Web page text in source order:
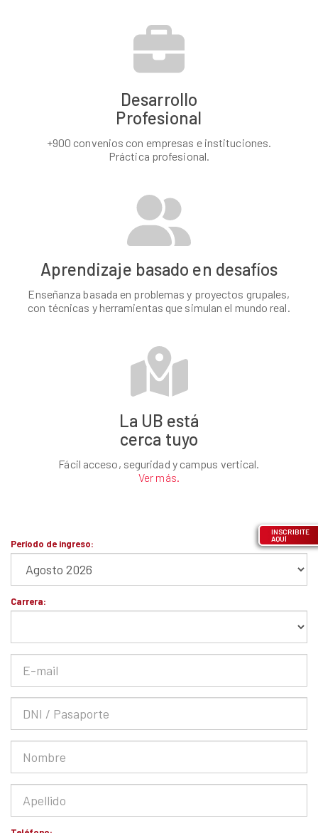
Desarrollo
Profesional
+900 convenios con empresas e instituciones.
Práctica profesional.
Aprendizaje basado en desafíos
Enseñanza basada en problemas y proyectos grupales,
con técnicas y herramientas que simulan el mundo real.
La UB está
cerca tuyo
Fácil acceso, seguridad y campus vertical.
Ver más.
INSCRIBITE
AQUÍ